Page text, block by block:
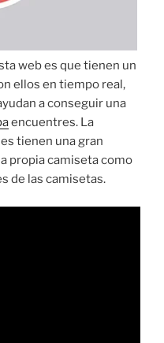
web es que tienen un
ellos en tiempo real,
a conseguir una
encuentres. La
tienen una gran
propia camiseta como
de las camisetas.